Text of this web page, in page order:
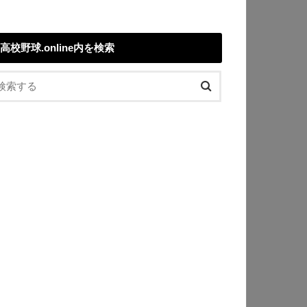
高校野球.online内を検索